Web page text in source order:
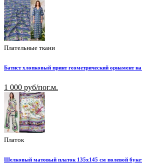
Плательные ткани
Батист хлопковый принт геометрический орнамент
1 000 руб/пог.м.
Платок
Шелковый матовый платок 135х145 см полевой